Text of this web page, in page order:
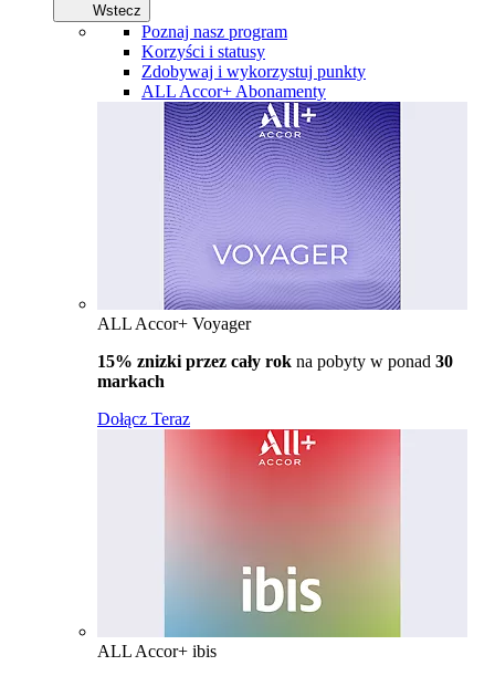
Wstecz
Poznaj nasz program
Korzyści i statusy
Zdobywaj i wykorzystuj punkty
ALL Accor+ Abonamenty
ALL Accor+ Voyager
15% znizki przez cały rok na pobyty w ponad 30
markach
Dołącz Teraz
ALL Accor+ ibis